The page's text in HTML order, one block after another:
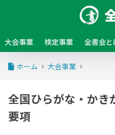
大会事業 検定事業 全書会と
ホーム 大会事業
全国ひらがな・かき
要項